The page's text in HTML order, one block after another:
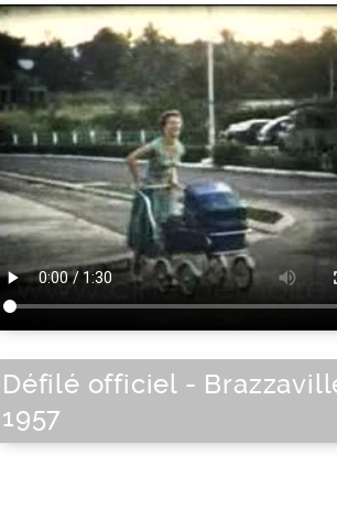
Défilé officiel -
1957